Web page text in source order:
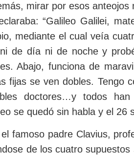
mirar por esos anteojos
“Galileo Galilei,
mediante el cual veía
de día ni de noche y
Abajo, funciona de
fijas se ven dobles. Tengo
doctores…y todos
se quedó sin habla y el 26
famoso padre Clavius,
de los cuatro